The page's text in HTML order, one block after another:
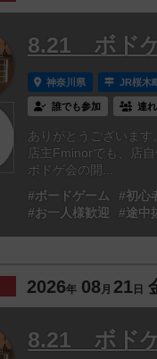
8.21 ボド
神奈川県 JR桜木
誰でも参加 連
ありがとうございます
店主Fminorでも、店
ボドゲ会の開...
#ボードゲーム
#初心
#お一人様歓迎
#途中
2026年 08月 21 日
8.21 ボド